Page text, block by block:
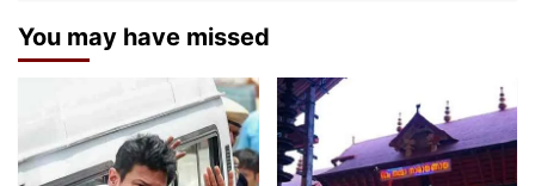
You may have missed